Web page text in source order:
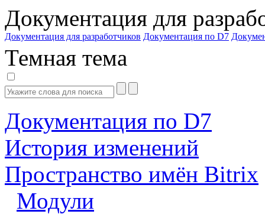
Документация для
Документация для разработчиков Документация по D7
Темная тема
Документация по D7
История изменений
Пространство имён Bitrix
Модули